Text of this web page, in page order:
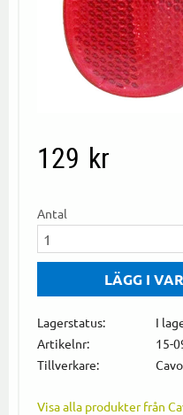
129 kr
Antal
Lagerstatus
I
Artikelnr
15-
Tillverkare
Cavo
Visa alla produkter från